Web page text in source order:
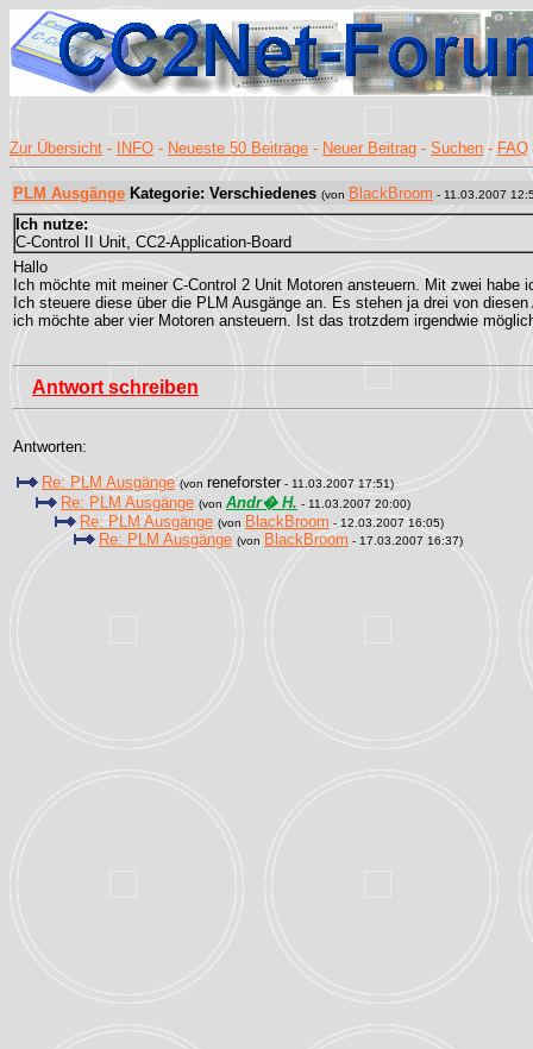
Zur Übersicht - INFO - Neueste 50 Beiträge - Neuer Beitrag - Suchen - FAQ
PLM Ausgänge Kategorie: Verschiedenes (von BlackBroom - 11.03.2007
Ich nutze:
C-Control II Unit, CC2-Application-Board
Hallo
Ich möchte mit meiner C-Control 2 Unit Motoren ansteuern. Mit zwei habe
Ich steuere diese über die PLM Ausgänge an. Es stehen ja drei von
ich möchte aber vier Motoren ansteuern. Ist das trotzdem irgendwie
Antwort schreiben
Antworten:
Re: PLM Ausgänge (von reneforster - 11.03.2007 17:51)
Re: PLM Ausgänge (von Andr� H. - 11.03.2007 20:00)
Re: PLM Ausgänge (von BlackBroom - 12.03.2007 16:05)
Re: PLM Ausgänge (von BlackBroom - 17.03.2007 16:37)